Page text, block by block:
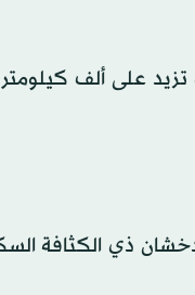
على مساحة تزيد على ألف
ذي الكثافة